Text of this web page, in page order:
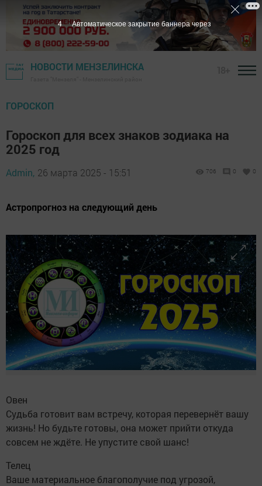
НОВОСТИ МЕНЗЕЛИНСКА
ГОРОСКОП
Гороскоп для всех знаков зодиака на
2025 год
Admin, 26 марта 2025 - 15:51 706 0 0
Астропрогноз на следующий день
Овен
Судьба готовит вам встречу, которая перевернёт вашу
жизнь! Но будьте готовы, она может прийти откуда
совсем не ждёте. Не упустите свой шанс!
Телец
Ваше материальное благополучие под угрозой,
3 Автоматическое закрытие баннера через